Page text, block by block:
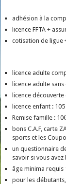
adhésion à la
licence FFTA +
cotisation de ligue
licence adulte
licence adulte
licence découverte
licence enfant :
Remise famille :
bons C.A.F, carte
sports et les
un questionnaire
savoir si vous
âge minima requis
pour les